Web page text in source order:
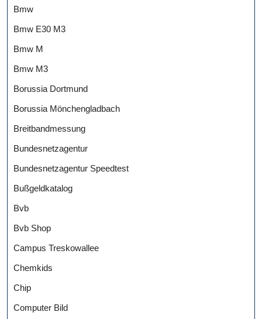
Bmw
Bmw E30 M3
Bmw M
Bmw M3
Borussia Dortmund
Borussia Mönchengladbach
Breitbandmessung
Bundesnetzagentur
Bundesnetzagentur Speedtest
Bußgeldkatalog
Bvb
Bvb Shop
Campus Treskowallee
Chemkids
Chip
Computer Bild